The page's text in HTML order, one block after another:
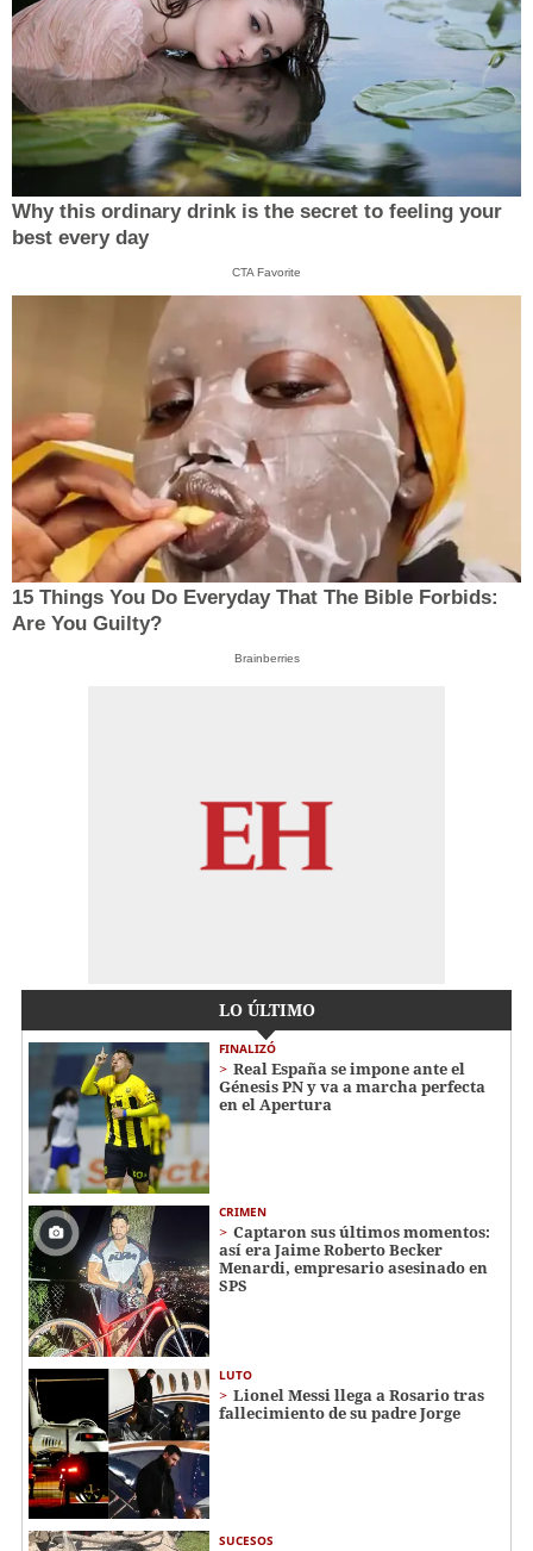
Why this ordinary drink is the secret to feeling your
best every day
CTA Favorite
15 Things You Do Everyday That The Bible Forbids:
Are You Guilty?
Brainberries
LO ÚLTIMO
FINALIZÓ
Real España se impone ante el
Génesis PN y va a marcha perfecta
en el Apertura
CRIMEN
Captaron sus últimos momentos:
así era Jaime Roberto Becker
Menardi​​​, empresario asesinado en
SPS
LUTO
Lionel Messi llega a Rosario tras
fallecimiento de su padre Jorge
SUCESOS